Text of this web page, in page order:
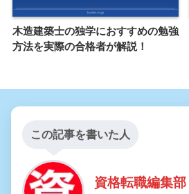
木造建築士の独学におすすめの勉強
方法を実際の合格者が解説！
この記事を書いた人
資格転職編集部